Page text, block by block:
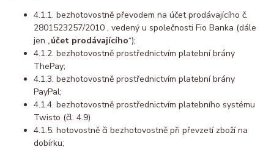
4.1.1. bezhotovostně převodem na účet prodávajícího č.
2801523257/2010 , vedený u společnosti Fio Banka (dále
jen „účet prodávajícího“);
4.1.2. bezhotovostně prostřednictvím platební brány
ThePay;
4.1.3. bezhotovostně prostřednictvím platební brány
PayPal;
4.1.4. bezhotovostně prostřednictvím platebního systému
Twisto (čl. 4.9)
4.1.5. hotovostně či bezhotovostně při převzetí zboží na
dobírku;